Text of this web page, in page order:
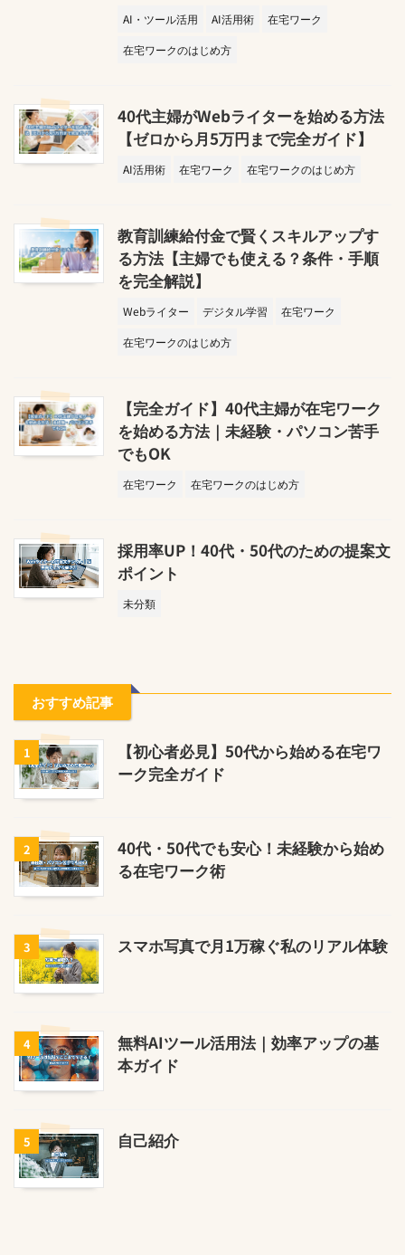
AI・ツール活用 AI活用術
在宅ワーク
在宅ワークのはじめ方
40代主婦がWebライターを始める方法
【ゼロから月5万円まで完全ガイド】
AI活用術 在宅ワーク 在宅ワークのはじめ方
教育訓練給付金で賢くスキルアップす
る方法【主婦でも使える？条件・手順
を完全解説】
Webライター デジタル学習
在宅ワーク
在宅ワークのはじめ方
【完全ガイド】40代主婦が在宅ワーク
を始める方法｜未経験・パソコン苦手
でもOK
在宅ワーク 在宅ワークのはじめ方
採用率UP！40代・50代のための提案文
ポイント
未分類
おすすめ記事
1
【初心者必見】50代から始める在宅ワ
ーク完全ガイド
2
40代・50代でも安心！未経験から始め
る在宅ワーク術
3 スマホ写真で月1万稼ぐ私のリアル体験
4
無料AIツール活用法｜効率アップの基
本ガイド
5 自己紹介